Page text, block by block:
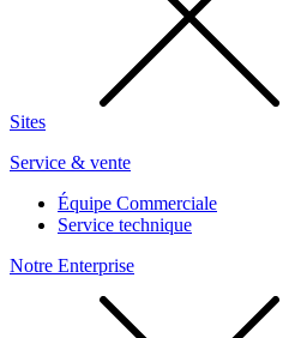
Sites
Service & vente
Équipe Commerciale
Service technique
Notre Enterprise